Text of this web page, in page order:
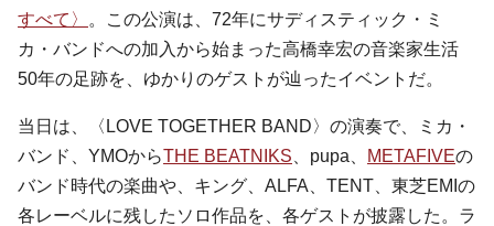
すべて〉
。この公演は、72年にサディスティック・ミ
カ・バンドへの加入から始まった高橋幸宏の音楽家生活
50年の足跡を、ゆかりのゲストが辿ったイベントだ。
当日は、〈LOVE TOGETHER BAND〉の演奏で、ミカ・
バンド、YMOからTHE BEATNIKS 、pupa、 METAFIVEの
バンド時代の楽曲や、キング、ALFA、TENT、東芝EMIの
各レーベルに残したソロ作品を、各ゲストが披露した。ラ